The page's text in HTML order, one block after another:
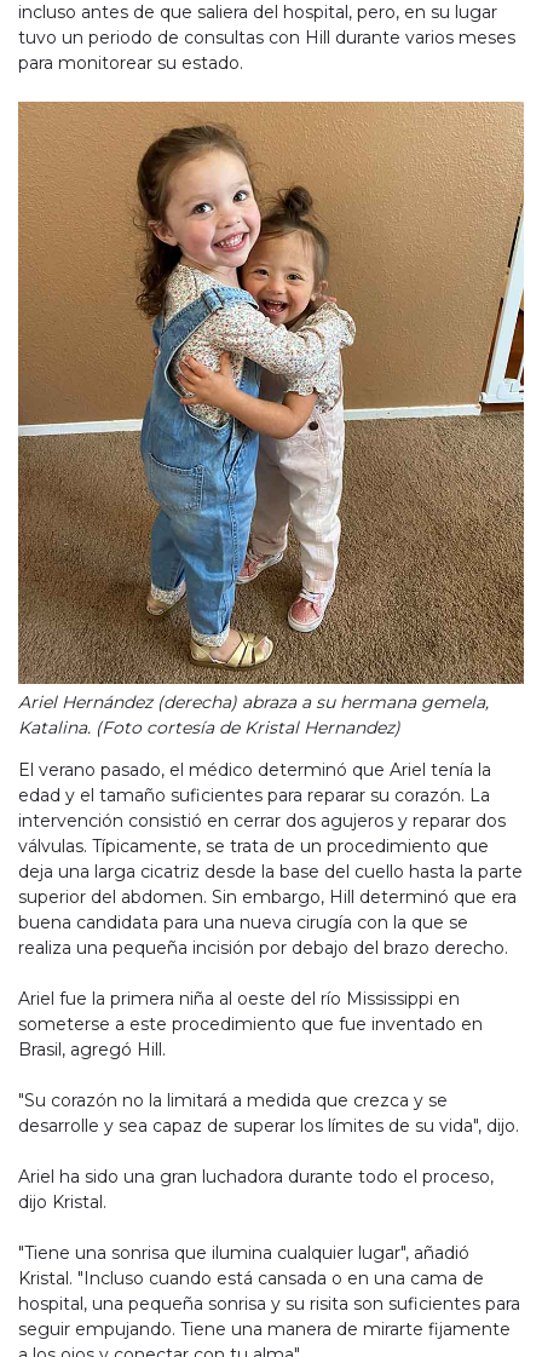
incluso antes de que saliera del hospital, pero, en su lugar
tuvo un periodo de consultas con Hill durante varios meses
para monitorear su estado.
Ariel Hernández (derecha) abraza a su hermana gemela,
Katalina. (Foto cortesía de Kristal Hernandez)
El verano pasado, el médico determinó que Ariel tenía la
edad y el tamaño suficientes para reparar su corazón. La
intervención consistió en cerrar dos agujeros y reparar dos
válvulas. Típicamente, se trata de un procedimiento que
deja una larga cicatriz desde la base del cuello hasta la parte
superior del abdomen. Sin embargo, Hill determinó que era
buena candidata para una nueva cirugía con la que se
realiza una pequeña incisión por debajo del brazo derecho.
Ariel fue la primera niña al oeste del río Mississippi en
someterse a este procedimiento que fue inventado en
Brasil, agregó Hill.
"Su corazón no la limitará a medida que crezca y se
desarrolle y sea capaz de superar los límites de su vida", dijo.
Ariel ha sido una gran luchadora durante todo el proceso,
dijo Kristal.
"Tiene una sonrisa que ilumina cualquier lugar", añadió
Kristal. "Incluso cuando está cansada o en una cama de
hospital, una pequeña sonrisa y su risita son suficientes para
seguir empujando. Tiene una manera de mirarte fijamente